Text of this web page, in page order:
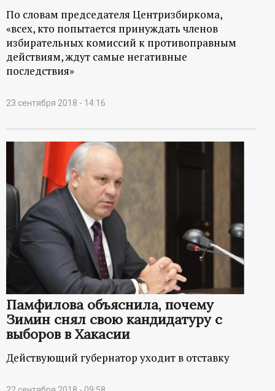
По словам председателя Центризбиркома,
«всех, кто попытается принуждать членов
избирательных комиссий к противоправным
действиям, ждут самые негативные
последствия»
23 сентября 2018 - 14:16
Памфилова объяснила, почему
Зимин снял свою кандидатуру с
выборов в Хакасии
Действующий губернатор уходит в отставку